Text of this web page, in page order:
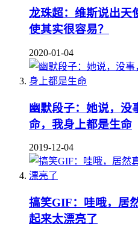
龙珠超：维斯说出天
使其实很容易？
2020-01-04
幽默段子：她说，没
命，我身上都是生命
2019-12-04
搞笑GIF：哇哦，居
起来太漂亮了